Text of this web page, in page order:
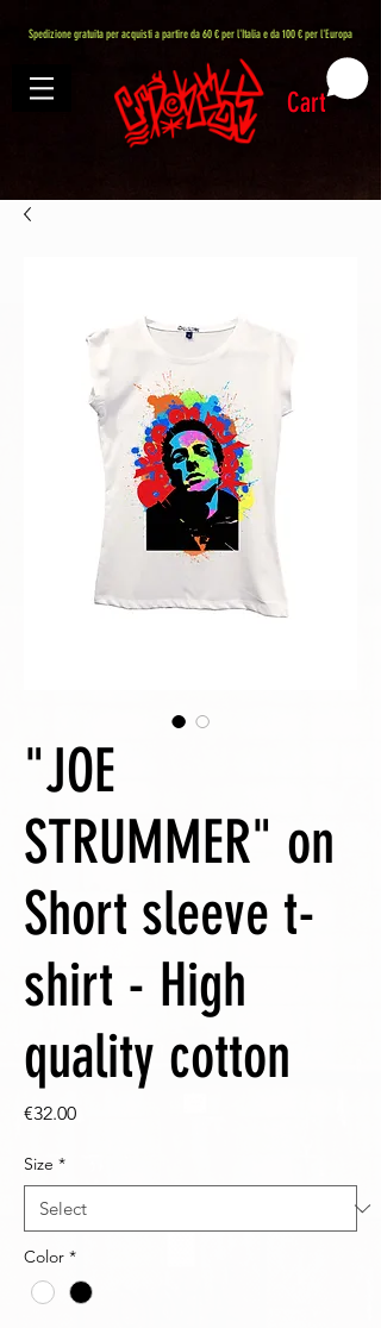
Spedizione gratuita per acquisti a partire da 60 € per l'Italia e da 100 € per l'Europa
Cart
"JOE
STRUMMER" on
Short sleeve t-
shirt - High
quality cotton
€32.00Price
Size *
Color *